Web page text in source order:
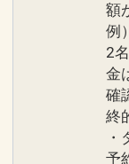
記念日特色
【記念日
●ご夕食
※ご予約
モ」欄、
にご希望
額
例
2
金
確
終
予